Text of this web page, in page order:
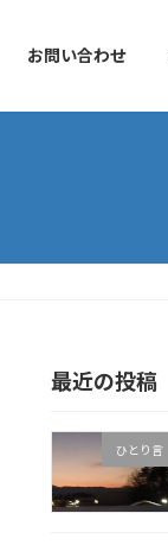
お問い合わせ
最近の投稿
ひとり言